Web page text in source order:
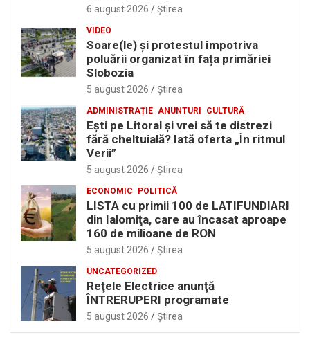
6 august 2026 Ştirea
VIDEO
Soare(le) și protestul împotriva
poluării organizat în fața primăriei
Slobozia
5 august 2026 Ştirea
ADMINISTRAȚIE ANUNTURI CULTURĂ
Eşti pe Litoral şi vrei să te distrezi
fără cheltuială? Iată oferta „În ritmul
Verii”
5 august 2026 Ştirea
ECONOMIC POLITICĂ
LISTA cu primii 100 de LATIFUNDIARI
din Ialomiţa, care au încasat aproape
160 de milioane de RON
5 august 2026 Ştirea
UNCATEGORIZED
Reţele Electrice anunţă
ÎNTRERUPERI programate
5 august 2026 Ştirea